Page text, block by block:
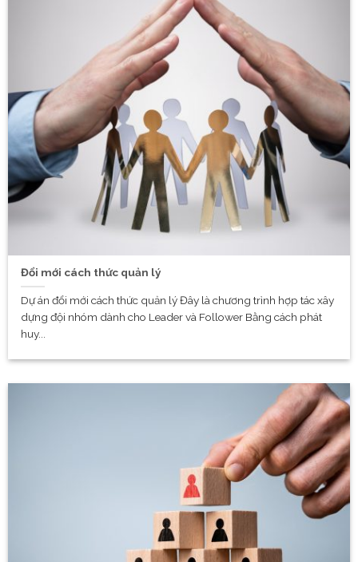
Đổi mới cách thức quản lý
Dự án đổi mới cách thức quản lý Đây là chương trình hợp tác xây
dựng đội nhóm dành cho Leader và Follower Bằng cách phát
huy...